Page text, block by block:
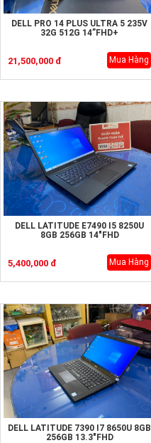
DELL PRO 14 PLUS ULTRA 5 235V
32G 512G 14”FHD+
21,500,000 đ Mua Hàng
DELL LATITUDE E7490 I5 8250U
8GB 256GB 14"FHD
5,400,000 đ Mua Hàng
DELL LATITUDE 7390 I7 8650U 8GB
256GB 13.3"FHD